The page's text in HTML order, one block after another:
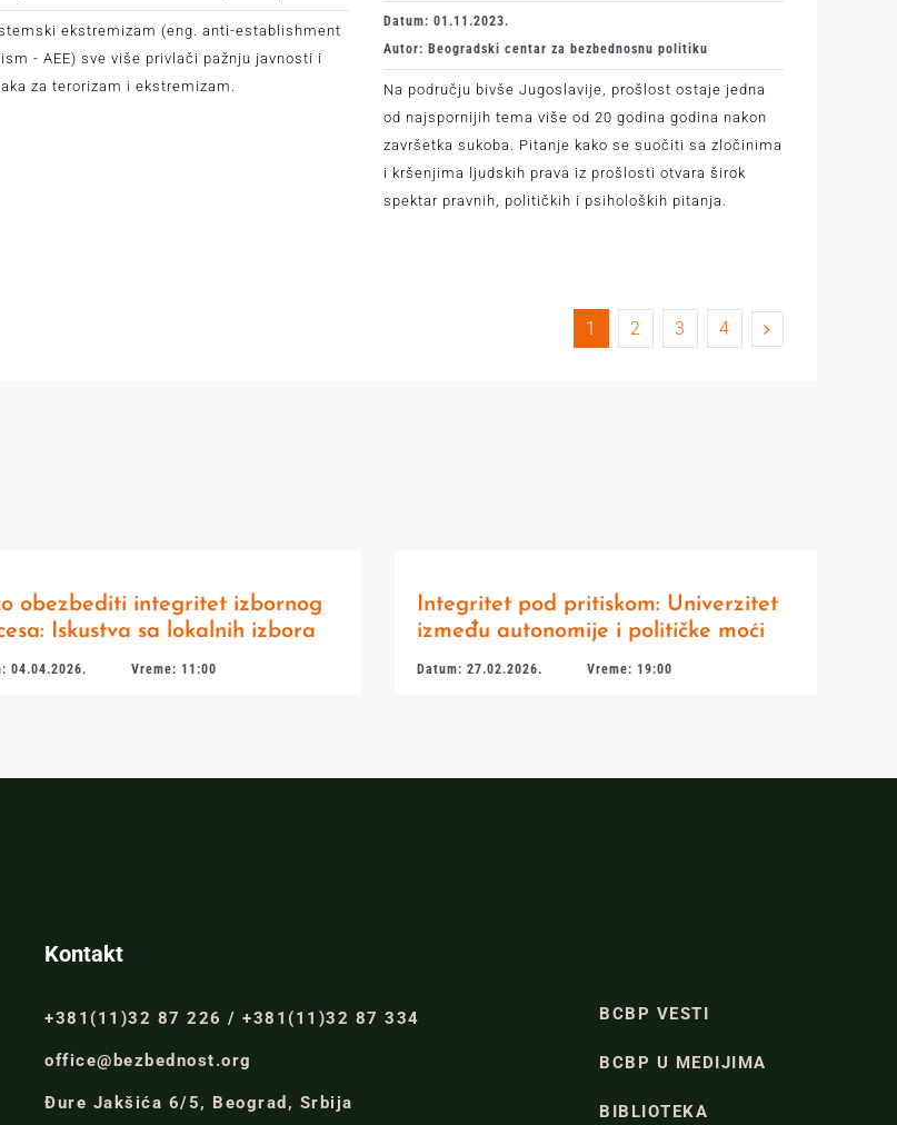
ekstremizam (eng. anti-establishment
- AEE) sve više privlači pažnju javnosti i
za terorizam i ekstremizam.
Datum: 01.11.2023.
Autor: Beogradski centar za bezbednosnu politiku
Na području bivše Jugoslavije, prošlost ostaje jedna
od najspornijih tema više od 20 godina godina nakon
završetka sukoba. Pitanje kako se suočiti sa zločinima
i kršenjima ljudskih prava iz prošlosti otvara širok
spektar pravnih, političkih i psiholoških pitanja.
1 2 3 4
obezbediti integritet izbornog
Iskustva sa lokalnih izbora
04.04.2026. Vreme: 11:00
Integritet pod pritiskom: Univerzitet
između autonomije i političke moći
Datum: 27.02.2026. Vreme: 19:00
Kontakt
+381(11)32 87 226 / +381(11)32 87 334
office@bezbednost.org
Đure Jakšića 6/5, Beograd, Srbija
BCBP VESTI
BCBP U MEDIJIMA
BIBLIOTEKA